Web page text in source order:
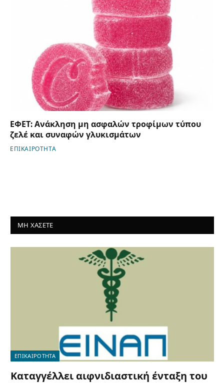
ΕΦΕΤ: Ανάκληση μη ασφαλών τροφίμων τύπου
ζελέ και συναφών γλυκισμάτων
ΕΠΙΚΑΙΡΟΤΗΤΑ
ΜΗ ΧΑΣΕΤΕ
ΕΠΙΚΑΙΡΟΤΗΤΑ
Καταγγέλλει αιφνιδιαστική ένταξη του